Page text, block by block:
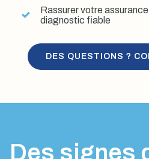
Rassurer votre
diagnostic fiable
DES QUESTIONS ?
Des signes